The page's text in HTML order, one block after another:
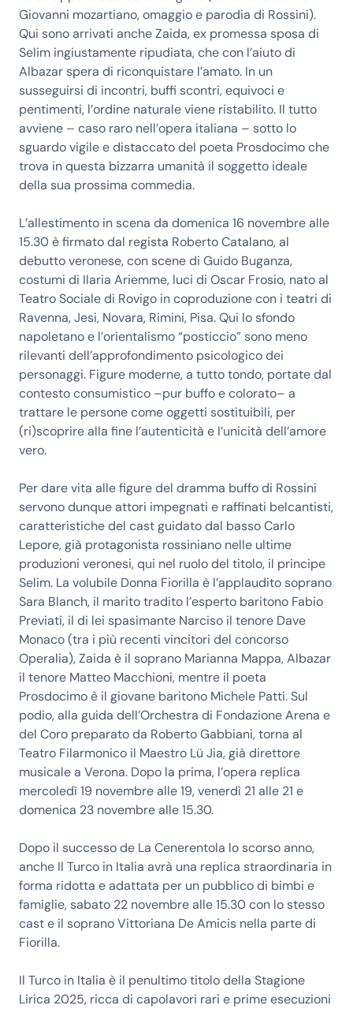
Giovanni mozartiano, omaggio e parodia di Rossini).
Qui sono arrivati anche Zaida, ex promessa sposa di
Selim ingiustamente ripudiata, che con l’aiuto di
Albazar spera di riconquistare l’amato. In un
susseguirsi di incontri, buffi scontri, equivoci e
pentimenti, l’ordine naturale viene ristabilito. Il tutto
avviene – caso raro nell’opera italiana – sotto lo
sguardo vigile e distaccato del poeta Prosdocimo che
trova in questa bizzarra umanità il soggetto ideale
della sua prossima commedia.
L’allestimento in scena da domenica 16 novembre alle
15.30 è firmato dal regista Roberto Catalano, al
debutto veronese, con scene di Guido Buganza,
costumi di Ilaria Ariemme, luci di Oscar Frosio, nato al
Teatro Sociale di Rovigo in coproduzione con i teatri di
Ravenna, Jesi, Novara, Rimini, Pisa. Qui lo sfondo
napoletano e l’orientalismo “posticcio” sono meno
rilevanti dell’approfondimento psicologico dei
personaggi. Figure moderne, a tutto tondo, portate dal
contesto consumistico –pur buffo e colorato– a
trattare le persone come oggetti sostituibili, per
(ri)scoprire alla fine l’autenticità e l’unicità dell’amore
vero.
Per dare vita alle figure del dramma buffo di Rossini
servono dunque attori impegnati e raffinati belcantisti,
caratteristiche del cast guidato dal basso Carlo
Lepore, già protagonista rossiniano nelle ultime
produzioni veronesi, qui nel ruolo del titolo, il principe
Selim. La volubile Donna Fiorilla è l’applaudito soprano
Sara Blanch, il marito tradito l’esperto baritono Fabio
Previati, il di lei spasimante Narciso il tenore Dave
Monaco (tra i più recenti vincitori del concorso
Operalia), Zaida è il soprano Marianna Mappa, Albazar
il tenore Matteo Macchioni, mentre il poeta
Prosdocimo è il giovane baritono Michele Patti. Sul
podio, alla guida dell’Orchestra di Fondazione Arena e
del Coro preparato da Roberto Gabbiani, torna al
Teatro Filarmonico il Maestro Lü Jia, già direttore
musicale a Verona. Dopo la prima, l’opera replica
mercoledì 19 novembre alle 19, venerdì 21 alle 21 e
domenica 23 novembre alle 15.30.
Dopo il successo de La Cenerentola lo scorso anno,
anche Il Turco in Italia avrà una replica straordinaria in
forma ridotta e adattata per un pubblico di bimbi e
famiglie, sabato 22 novembre alle 15.30 con lo stesso
cast e il soprano Vittoriana De Amicis nella parte di
Fiorilla.
Il Turco in Italia è il penultimo titolo della Stagione
Lirica 2025, ricca di capolavori rari e prime esecuzioni